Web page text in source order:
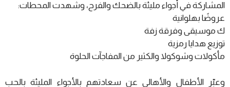
المشاركة في أجواء مليئة بالضحك والفرح، وشهدت المحطات:
عروضًا بهلوانية
ك موسيقى وفرقة زفة
توزيع هدايا رمزية
مأكولات وشوكولا والكثير من المفاجآت الحلوة
وعبّر الأطفال والأهالي عن سعادتهم بالأجواء المليئة بالحب